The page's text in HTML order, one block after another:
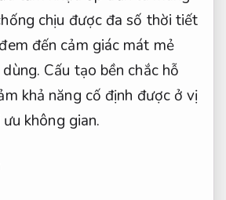
chịu được đa số thời tiết
đến cảm giác mát mẻ
Cấu tạo bền chắc hỗ
khả năng cố định được ở vị
không gian.